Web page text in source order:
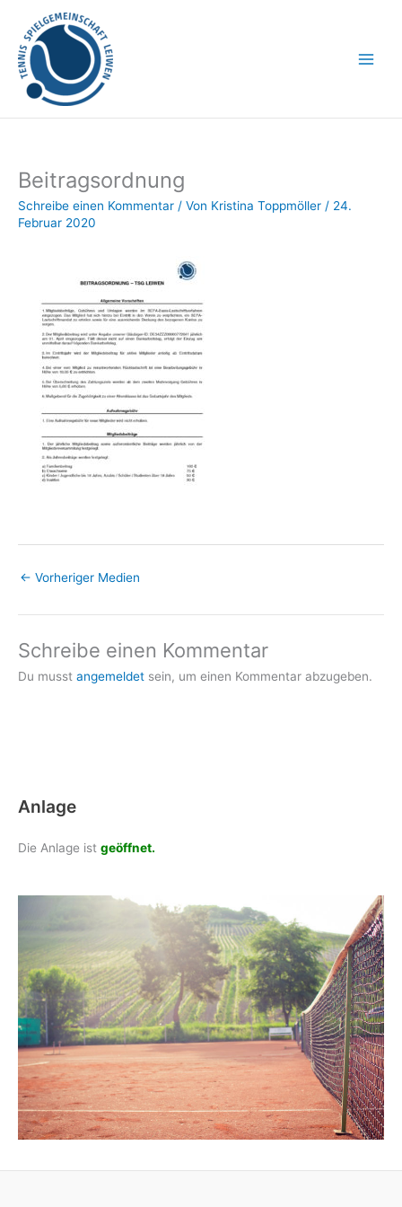
Inhalt
springen
Beitragsordnung
Schreibe einen Kommentar / Von Kristina Toppmöller / 24.
Februar 2020
← Vorheriger Medien
Schreibe einen Kommentar
Du musst angemeldet sein, um einen Kommentar abzugeben.
Anlage
Die Anlage ist geöffnet.